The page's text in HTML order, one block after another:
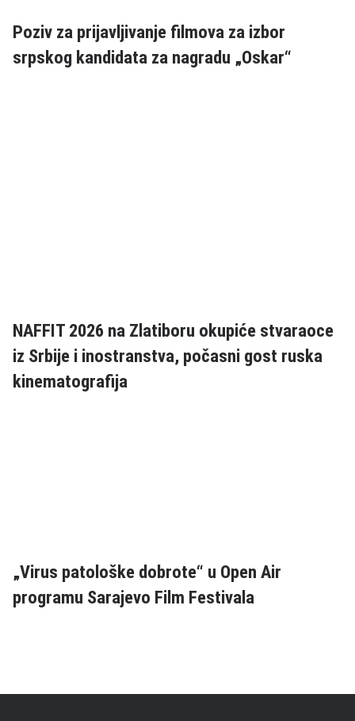
Poziv za prijavljivanje filmova za izbor
srpskog kandidata za nagradu „Oskar“
NAFFIT 2026 na Zlatiboru okupiće stvaraoce
iz Srbije i inostranstva, počasni gost ruska
kinematografija
„Virus patološke dobrote“ u Open Air
programu Sarajevo Film Festivala